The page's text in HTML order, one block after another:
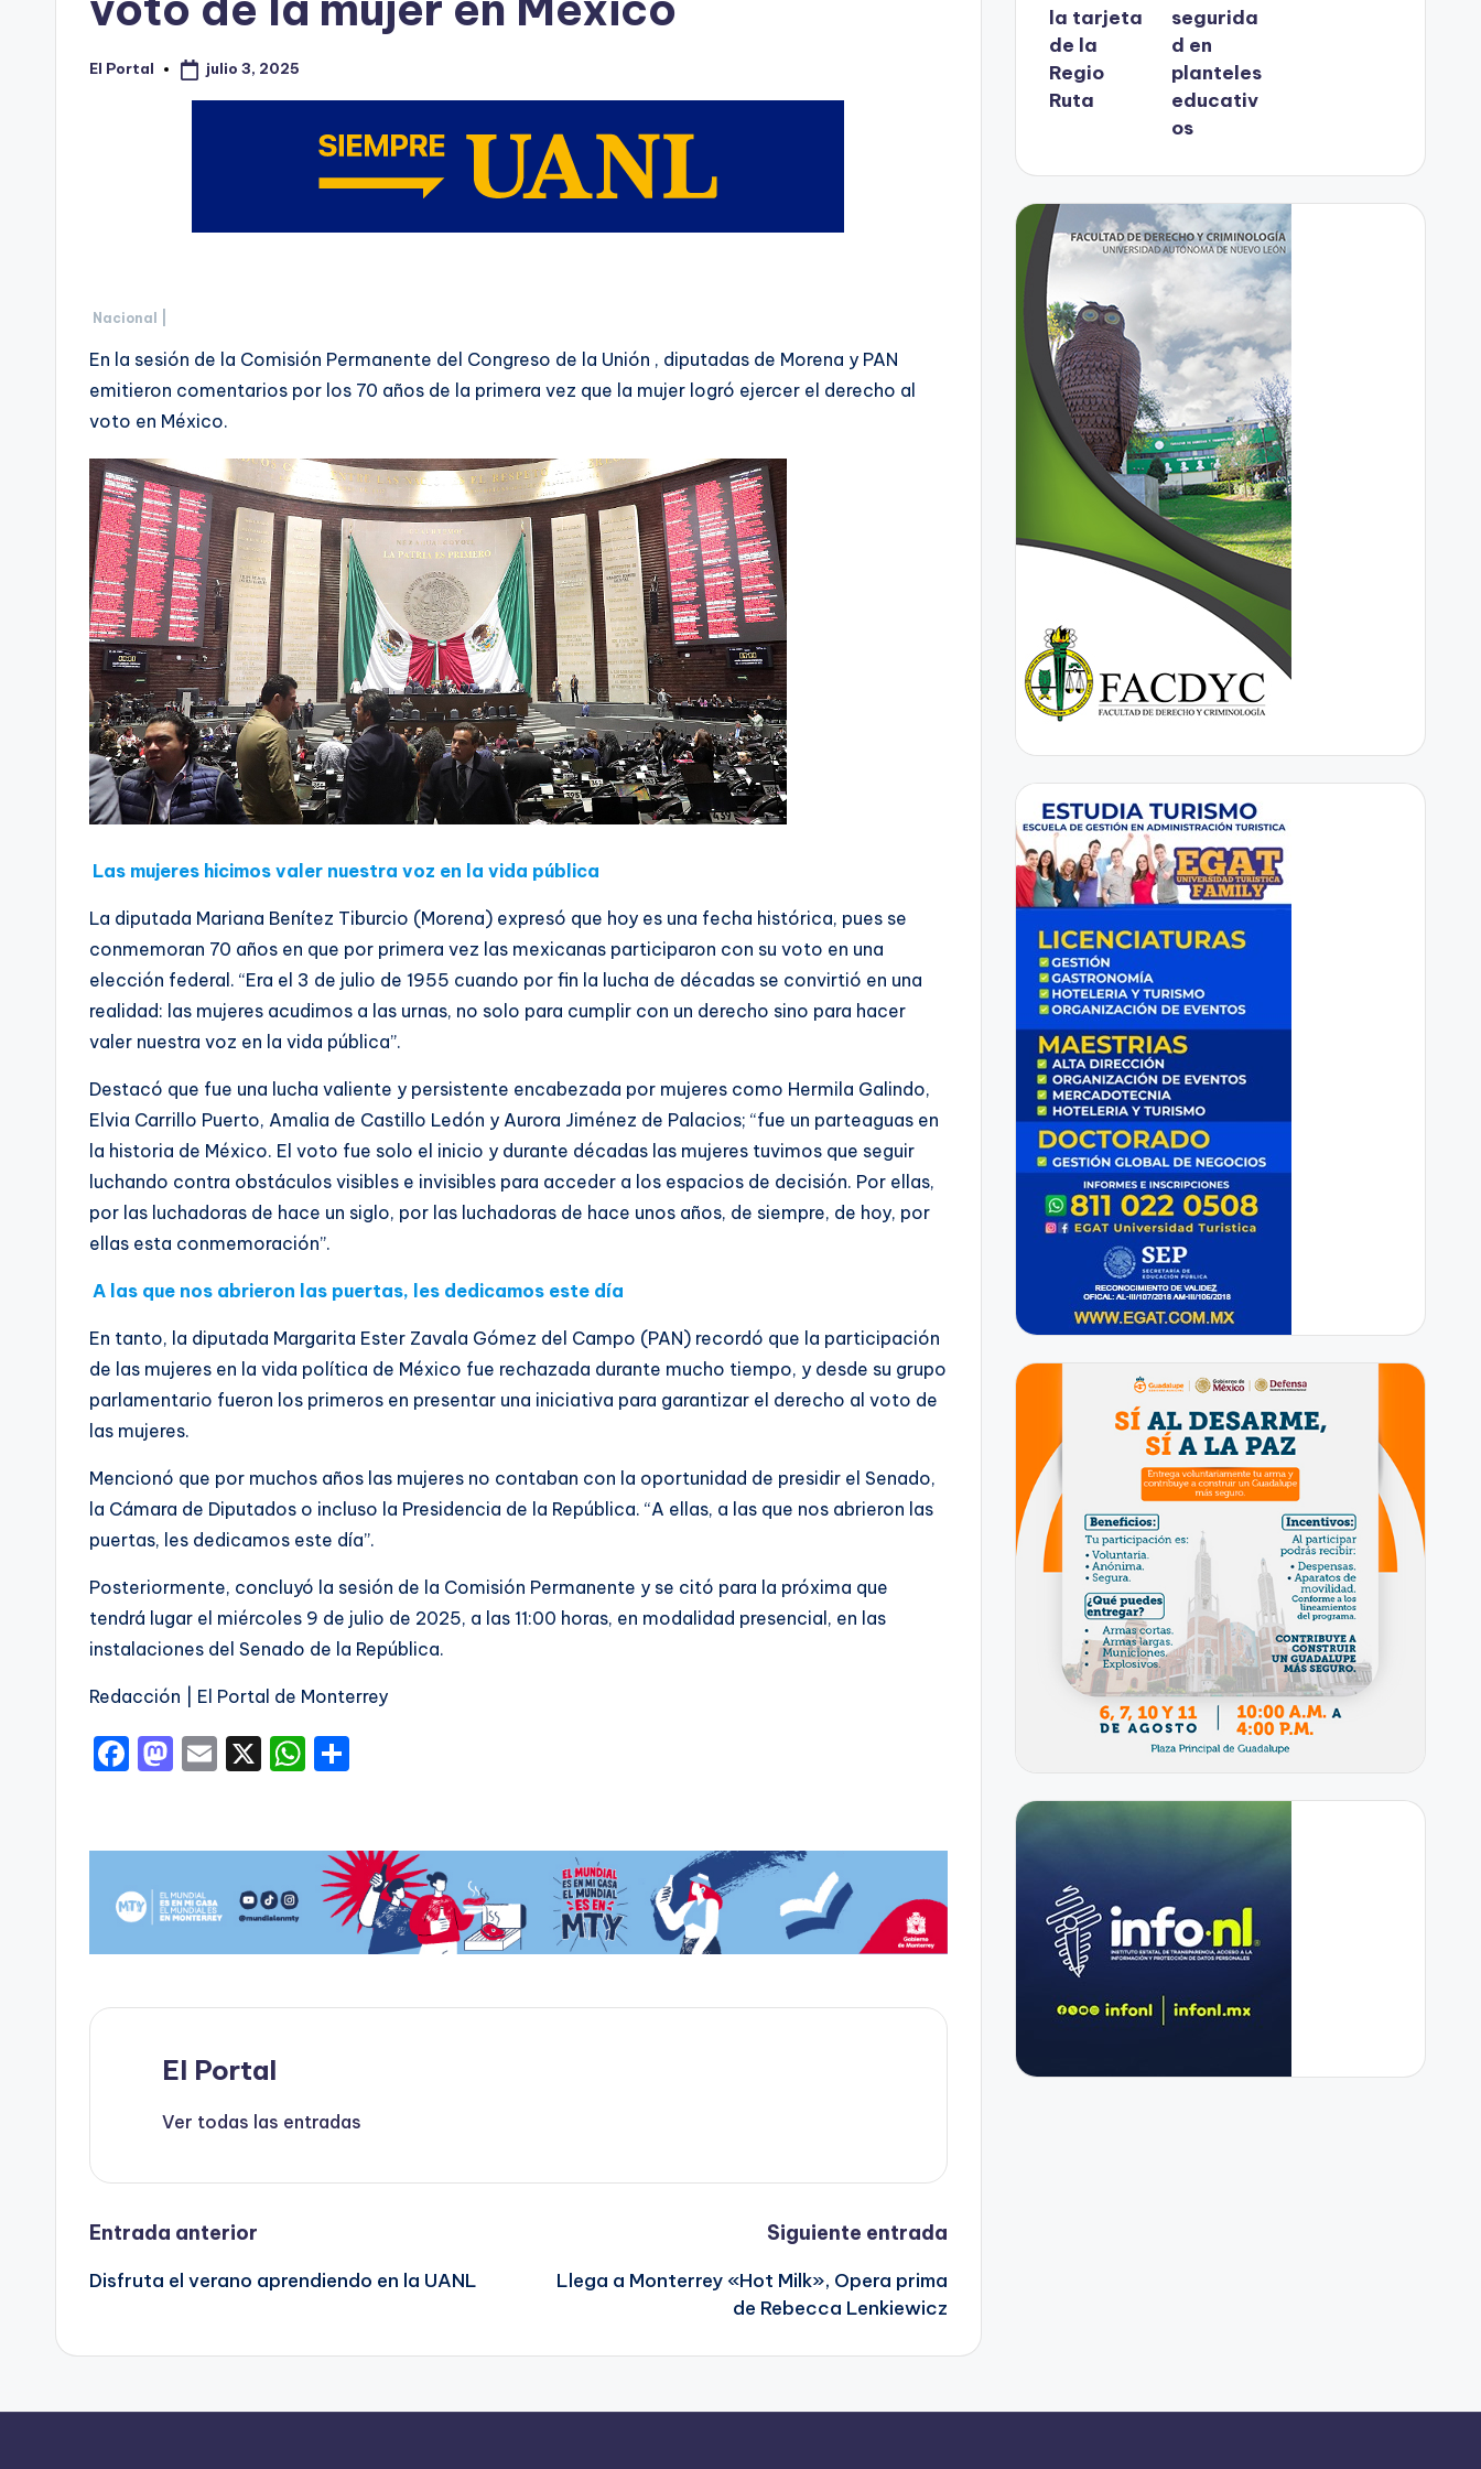
Publicado
El Portal julio 3, 2025
Nacional |
En la sesión de la Comisión Permanente del Congreso de la Unión , diputadas de Morena y PAN
emitieron comentarios por los 70 años de la primera vez que la mujer logró ejercer el derecho al
voto en México.
Las mujeres hicimos valer nuestra voz en la vida pública
La diputada Mariana Benítez Tiburcio (Morena) expresó que hoy es una fecha histórica, pues se
conmemoran 70 años en que por primera vez las mexicanas participaron con su voto en una
elección federal. “Era el 3 de julio de 1955 cuando por fin la lucha de décadas se convirtió en una
realidad: las mujeres acudimos a las urnas, no solo para cumplir con un derecho sino para hacer
valer nuestra voz en la vida pública”.
Destacó que fue una lucha valiente y persistente encabezada por mujeres como Hermila Galindo,
Elvia Carrillo Puerto, Amalia de Castillo Ledón y Aurora Jiménez de Palacios; “fue un parteaguas en
la historia de México. El voto fue solo el inicio y durante décadas las mujeres tuvimos que seguir
luchando contra obstáculos visibles e invisibles para acceder a los espacios de decisión. Por ellas,
por las luchadoras de hace un siglo, por las luchadoras de hace unos años, de siempre, de hoy, por
ellas esta conmemoración”.
A las que nos abrieron las puertas, les dedicamos este día
En tanto, la diputada Margarita Ester Zavala Gómez del Campo (PAN) recordó que la participación
de las mujeres en la vida política de México fue rechazada durante mucho tiempo, y desde su grupo
parlamentario fueron los primeros en presentar una iniciativa para garantizar el derecho al voto de
las mujeres.
Mencionó que por muchos años las mujeres no contaban con la oportunidad de presidir el Senado,
la Cámara de Diputados o incluso la Presidencia de la República. “A ellas, a las que nos abrieron las
puertas, les dedicamos este día”.
Posteriormente, concluyó la sesión de la Comisión Permanente y se citó para la próxima que
tendrá lugar el miércoles 9 de julio de 2025, a las 11:00 horas, en modalidad presencial, en las
instalaciones del Senado de la República.
Redacción | El Portal de Monterrey
F
e
b
o
o
k
M
o
d
o
n
E
l
X
W
ts
A
p
p
ar
ti
r
El Portal
Ver todas las entradas
Navegación
de
entradas
Entrada anterior
Disfruta el verano aprendiendo en la UANL
Siguiente entrada
Llega a Monterrey «Hot Milk», Opera prima
de Rebecca Lenkiewicz
la tarjeta
de la
Regio
Ruta
segurida
d en
planteles
educativ
os